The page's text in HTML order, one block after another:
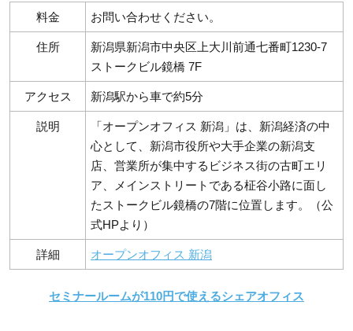
料金 お問い合わせください。
住所
新潟県新潟市中央区上大川前通七番町1230-7
ストークビル鏡橋 7F
アクセス 新潟駅から車で約5分
説明
「オープンオフィス 新潟」は、新潟経済の中
心として、新潟市役所や大手企業の新潟支
店、営業所が集中するビジネス街の古町エリ
ア、メインストリートである柾谷小路に面し
たストークビル鏡橋の7階に位置します。（公
式HPより）
詳細 オープンオフィス 新潟
セミナールームが110円で使えるシェアオフィス